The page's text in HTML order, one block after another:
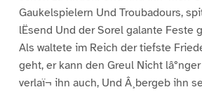
Gaukelspielern Und Troubadours,
lËsend Und der Sorel galante Feste
Als waltete im Reich der tiefste
geht, er kann den Greul Nicht
verlaï¬ ihn auch, Und Â¸bergeb ihn